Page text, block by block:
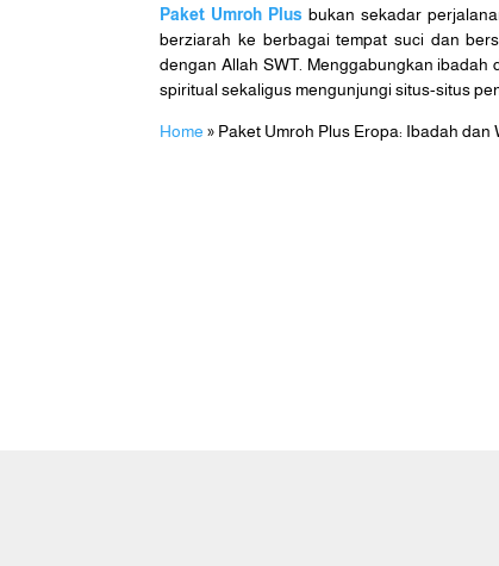
Paket Umroh Plus bukan sekadar
berziarah ke berbagai tempat suci dan
dengan Allah SWT. Menggabungkan
spiritual sekaligus mengunjungi situs-situs
Home » Paket Umroh Plus Eropa: Ibadah dan